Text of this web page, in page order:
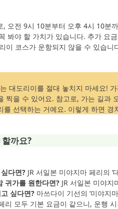
오전 9시 10분부터 오후 4시 10분
봐야 할 가치가 있습니다. 추가 요
이 코스가 운항되지 않을 수 있습니
대도리이를 절대 놓치지 마세요!
찍을 수 있어요. 참고로, 가는 길과
를 선택하는 거예요. 이렇게 하면
까요?
다면? JR 서일본 미야지마 페리의 ‘
귀가를 원한다면? JR 서일본 미야
싶다면? 마쓰다이 기선의 ‘미야지
리 모두 기본 요금이 같으니, 운행